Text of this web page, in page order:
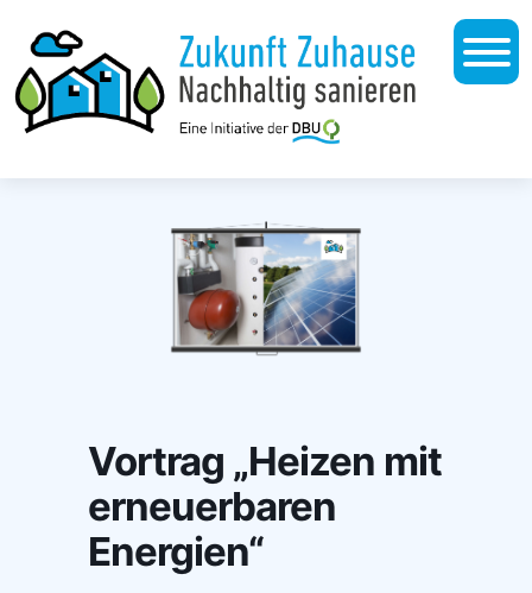
Vortrag „Heizen mit
erneuerbaren
Energien“